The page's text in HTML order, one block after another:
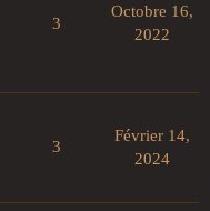
3
Octobre 16,
2022
3
Février 14,
2024